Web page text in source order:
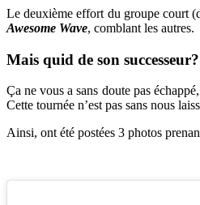
Le deuxième effort du groupe court
Awesome Wave, comblant les autres.
Mais quid de son successeur?
Ça ne vous a sans doute pas
Cette tournée n’est pas sans nous
Ainsi, ont été postées 3 photos